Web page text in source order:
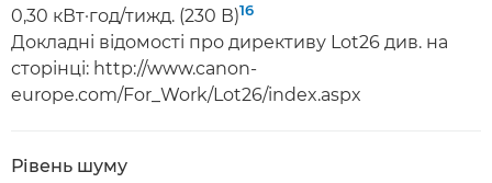
0,30 кВт·год/тижд. (230 В)16
Докладні відомості про директиву Lot26 див. на
сторінці: http://www.canon-
europe.com/For_Work/Lot26/index.aspx
Рівень шуму